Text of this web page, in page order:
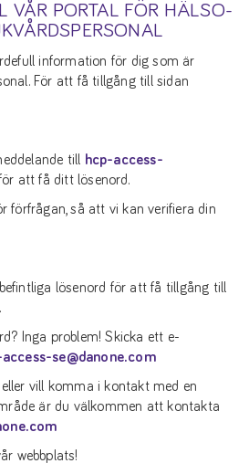
VÅR PORTAL FÖR HÄLSO-
information för dig som är
För att få tillgång till sidan
till
hcp-access-
att få ditt lösenord.
förfrågan, så att vi kan verifiera din
lösenord för att få tillgång till
Inga problem! Skicka ett e-
se@danone.com
vill komma i kontakt med en
är du välkommen att kontakta
webbplats!